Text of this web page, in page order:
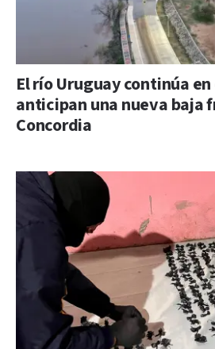
El río Uruguay continúa
anticipan una nueva baja
Concordia